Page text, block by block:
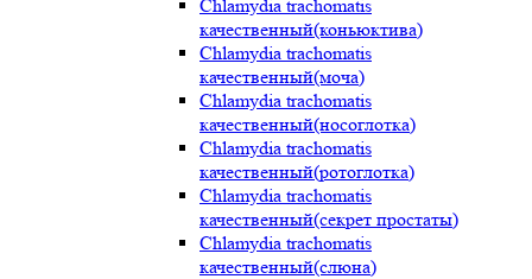
Chlamydia trachomatis
качественный(коньюктива)
Chlamydia trachomatis
качественный(моча)
Chlamydia trachomatis
качественный(носоглотка)
Chlamydia trachomatis
качественный(ротоглотка)
Chlamydia trachomatis
качественный(секрет простаты)
Chlamydia trachomatis
качественный(слюна)